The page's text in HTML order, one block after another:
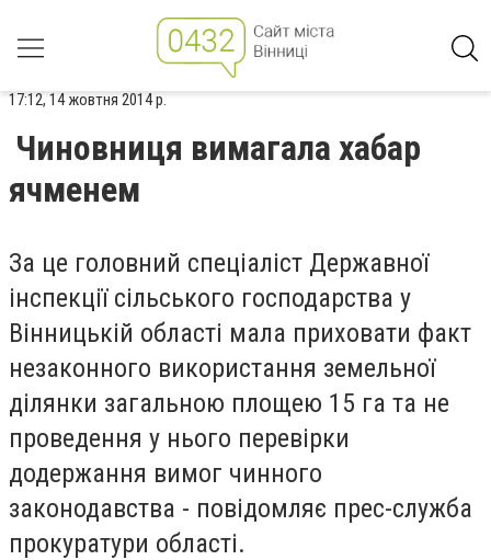
17:12, 14 жовтня 2014 р.
Чиновниця вимагала хабар
ячменем
За це головний спеціаліст Державної
інспекції сільського господарства у
Вінницькій області мала приховати факт
незаконного використання земельної
ділянки загальною площею 15 га та не
проведення у нього перевірки
додержання вимог чинного
законодавства - повідомляє прес-служба
прокуратури області.